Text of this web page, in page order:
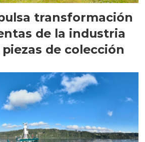
transformación
de la industria
de colección